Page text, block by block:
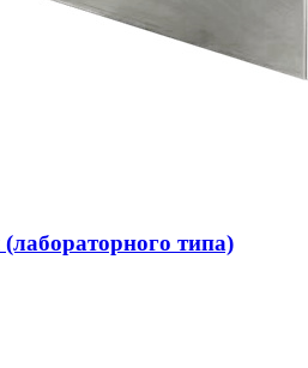
типа)